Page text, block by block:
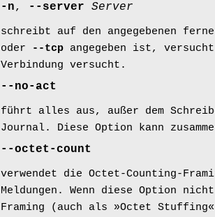
-n, --server Server
schreibt auf den angegebenen
oder
--tcp angegeben ist, versucht
Verbindung versucht.
--no-act
führt alles aus, außer dem
Journal. Diese Option kann
--octet-count
verwendet die Octet-Counting-
Meldungen. Wenn diese Option
Framing (auch als »Octet